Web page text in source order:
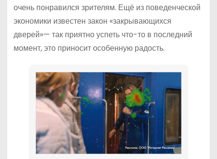
очень понравился зрителям. Ещё из поведенческой
экономики известен закон «закрывающихся
дверей»— так приятно успеть что-то в последний
момент, это приносит особенную радость.